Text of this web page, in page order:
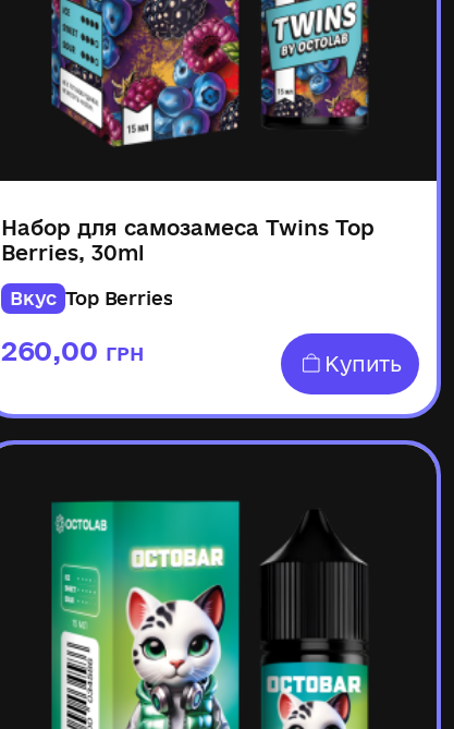
Набор для самозамеса Twins Top
Berries, 30ml
Вкус Top Berries
260,00 ГРН Купить